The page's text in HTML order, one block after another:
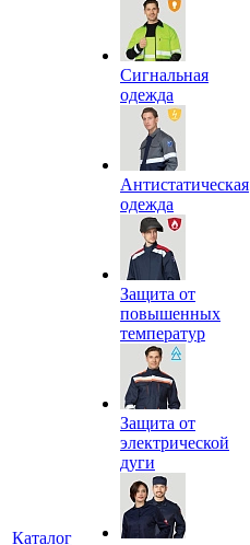
Каталог
Сигнальная
одежда
Антистатическая
одежда
Защита от
повышенных
температур
Защита от
электрической
дуги